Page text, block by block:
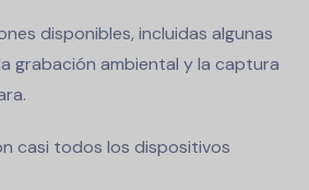
disponibles, incluidas algunas
grabación ambiental y la captura
casi todos los dispositivos